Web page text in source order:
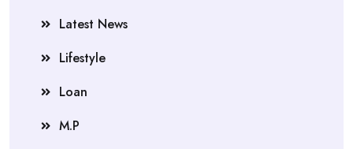
Latest News
Lifestyle
Loan
M.P